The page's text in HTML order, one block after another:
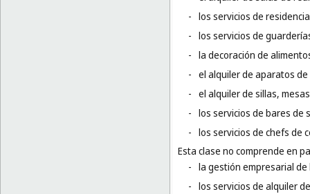
- los servicios de
- los servicios de
- la decoración de
- el alquiler de aparatos de
- el alquiler de sillas,
- los servicios de bares de
- los servicios de chefs de
Esta clase no comprende en
- la gestión empresarial de
- los servicios de alquiler